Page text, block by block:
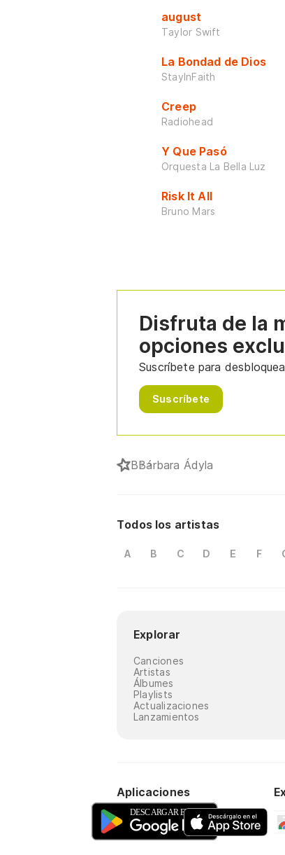
august
Taylor Swift
La Bondad de Dios
StayInFaith
Creep
Radiohead
Y Que Pasó
Orquesta La Bella Luz
Risk It All
Bruno Mars
Disfruta de la
opciones
Suscríbete para
Suscríbete
BBárbara Ádyla
Todos los artistas
A B C D E F
Explorar
Canciones
Artistas
Álbumes
Playlists
Actualizaciones
Lanzamientos
Aplicaciones